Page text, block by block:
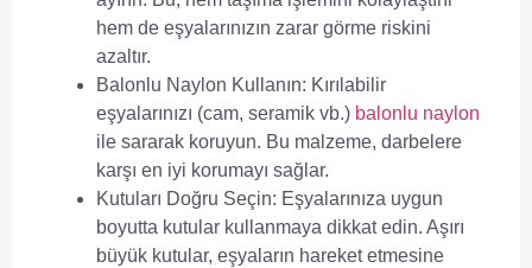
hem de eşyalarınızın zarar görme riskini
azaltır.
Balonlu Naylon Kullanın: Kırılabilir
eşyalarınızı (cam, seramik vb.) balonlu naylon
ile sararak koruyun. Bu malzeme, darbelere
karşı en iyi korumayı sağlar.
Kutuları Doğru Seçin: Eşyalarınıza uygun
boyutta kutular kullanmaya dikkat edin. Aşırı
büyük kutular, eşyaların hareket etmesine